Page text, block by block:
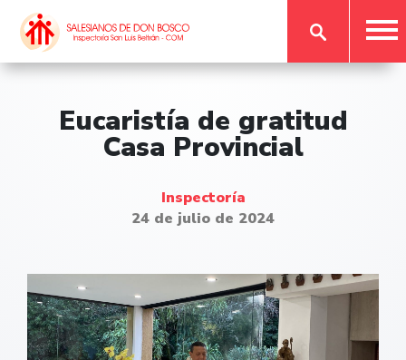
Eucaristía de gratitud
Casa Provincial
Inspectoría
24 de julio de 2024